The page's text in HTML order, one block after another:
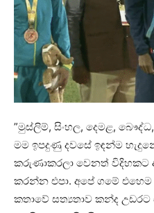
”මුස්ලිම්, සිංහල, දෙමළ,
මම ඉපදුණු දවසේ ඉඳන්ම
කරුණාකරලා වෙනත් විදිහකට
කරන්න එපා. අපේ ගමේ එහෙම
කතාවේ සත්‍යතාව කන්ද උඩරට